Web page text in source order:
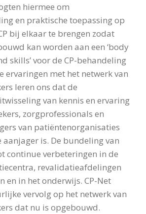
hiermee om
en praktische toepassing op
bij elkaar te brengen zodat
kan worden aan een ‘body
skills’ voor de CP-behandeling
ervaringen met het netwerk van
leren ons dat de
van kennis en ervaring
zorgprofessionals en
van patiëntenorganisaties
aanjager is. De bundeling van
continue verbeteringen in de
revalidatieafdelingen
en in het onderwijs. CP-Net
vervolg op het netwerk van
dat nu is opgebouwd.